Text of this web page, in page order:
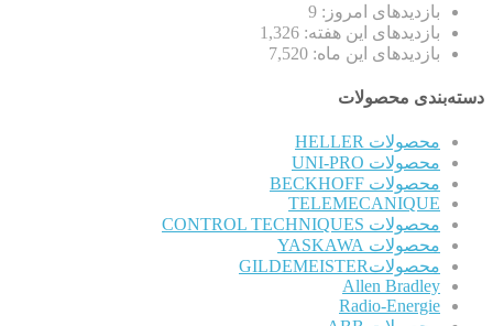
بازدیدهای امروز: 9
بازدیدهای این هفته: 1,326
بازدیدهای این ماه: 7,520
دسته‌بندی محصولات
محصولات HELLER
محصولات UNI-PRO
محصولات BECKHOFF
TELEMECANIQUE
محصولات CONTROL TECHNIQUES
محصولات YASKAWA
محصولاتGILDEMEISTER
Allen Bradley
Radio-Energie